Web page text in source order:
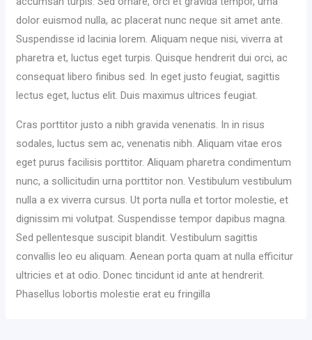
dolor euismod nulla, ac placerat nunc neque sit amet ante.
Suspendisse id lacinia lorem. Aliquam neque nisi, viverra at
pharetra et, luctus eget turpis. Quisque hendrerit dui orci, ac
consequat libero finibus sed. In eget justo feugiat, sagittis
lectus eget, luctus elit. Duis maximus ultrices feugiat.
Cras porttitor justo a nibh gravida venenatis. In in risus
sodales, luctus sem ac, venenatis nibh. Aliquam vitae eros
eget purus facilisis porttitor. Aliquam pharetra condimentum
nunc, a sollicitudin urna porttitor non. Vestibulum vestibulum
nulla a ex viverra cursus. Ut porta nulla et tortor molestie, et
dignissim mi volutpat. Suspendisse tempor dapibus magna.
Sed pellentesque suscipit blandit. Vestibulum sagittis
convallis leo eu aliquam. Aenean porta quam at nulla efficitur
ultricies et at odio. Donec tincidunt id ante at hendrerit.
Phasellus lobortis molestie erat eu fringilla